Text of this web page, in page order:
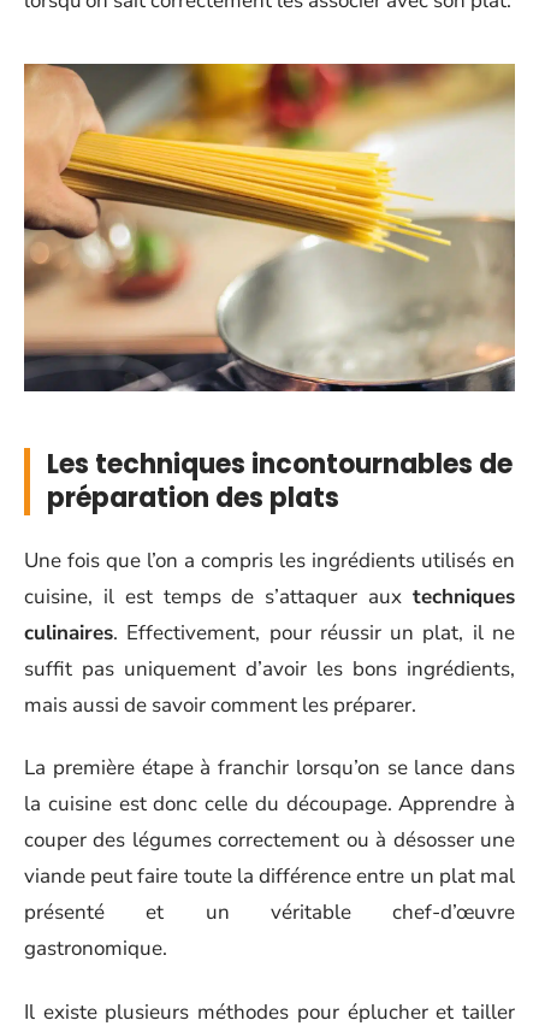
Les techniques incontournables de
préparation des plats
Une fois que l’on a compris les ingrédients utilisés en
cuisine, il est temps de s’attaquer aux techniques
culinaires. Effectivement, pour réussir un plat, il ne
suffit pas uniquement d’avoir les bons ingrédients,
mais aussi de savoir comment les préparer.
La première étape à franchir lorsqu’on se lance dans
la cuisine est donc celle du découpage. Apprendre à
couper des légumes correctement ou à désosser une
viande peut faire toute la différence entre un plat mal
présenté et un véritable chef-d’œuvre
gastronomique.
Il existe plusieurs méthodes pour éplucher et tailler